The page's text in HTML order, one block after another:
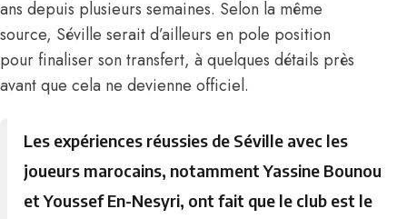
ans depuis plusieurs semaines. Selon la même
source, Séville serait d’ailleurs en pole position
pour finaliser son transfert, à quelques détails près
avant que cela ne devienne officiel.
Les expériences réussies de Séville avec les
joueurs marocains, notammentYassine Bounou
etYoussef En-Nesyri, ont fait que le club est le